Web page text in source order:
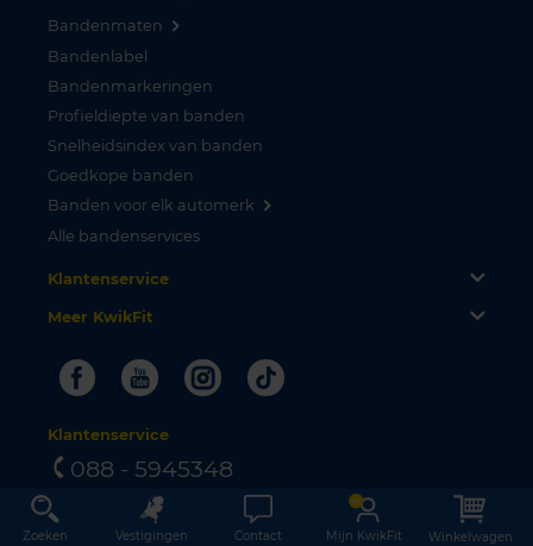
Bandenmaten
Bandenlabel
Bandenmarkeringen
Profieldiepte van banden
Snelheidsindex van banden
Goedkope banden
Banden voor elk automerk
Alle bandenservices
Klantenservice
Meer KwikFit
FacebookYoutubeInstagram
Tiktok
Klantenservice
088 - 5945348
Lokaal tarief. Bereikbaar van maandag t/m vrijdag tussen 08.00 - 17.30
uur.
Zoeken Vestigingen Contact Mijn KwikFit Winkelwagen